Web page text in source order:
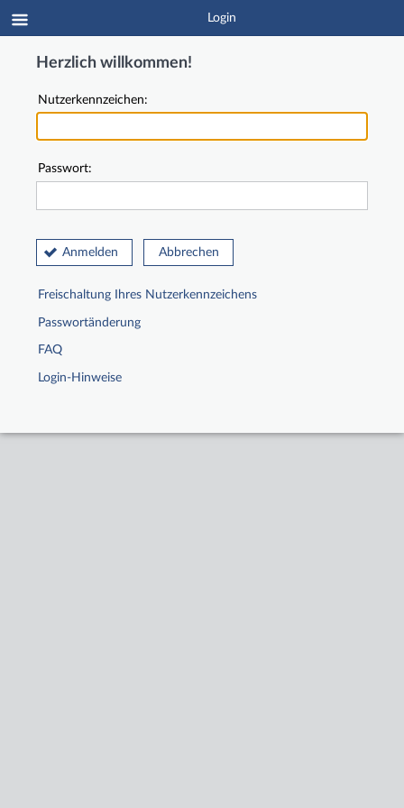
Login
Herzlich willkommen!
Nutzerkennzeichen:
Passwort:
Anmelden Abbrechen
Freischaltung Ihres Nutzerkennzeichens
Passwortänderung
FAQ
Login-Hinweise